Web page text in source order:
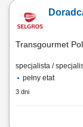
Transgourmet
specjalista /
pełny etat
3 dni